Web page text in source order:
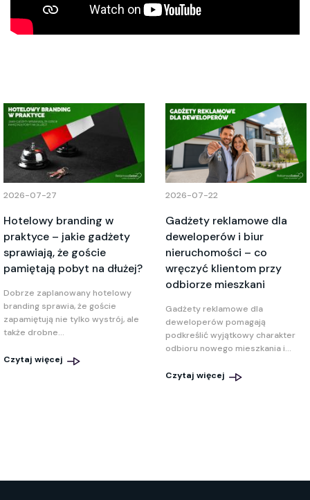
2026-07-27
Hotelowy branding w
praktyce – jakie gadżety
sprawiają, że goście
pamiętają pobyt na dłużej?
Dobrze zaplanowany hotelowy
branding sprawia, że goście
zapamiętują nie tylko wystrój, ale
także drobne...
Czytaj więcej
2026-07-22
Gadżety reklamowe dla
deweloperów i biur
nieruchomości – co
wręczyć klientom przy
odbiorze mieszkani
Gadżety reklamowe dla
deweloperów pomagają
podkreślić wyjątkowy charakter
odbioru nowego mieszkania i...
Czytaj więcej